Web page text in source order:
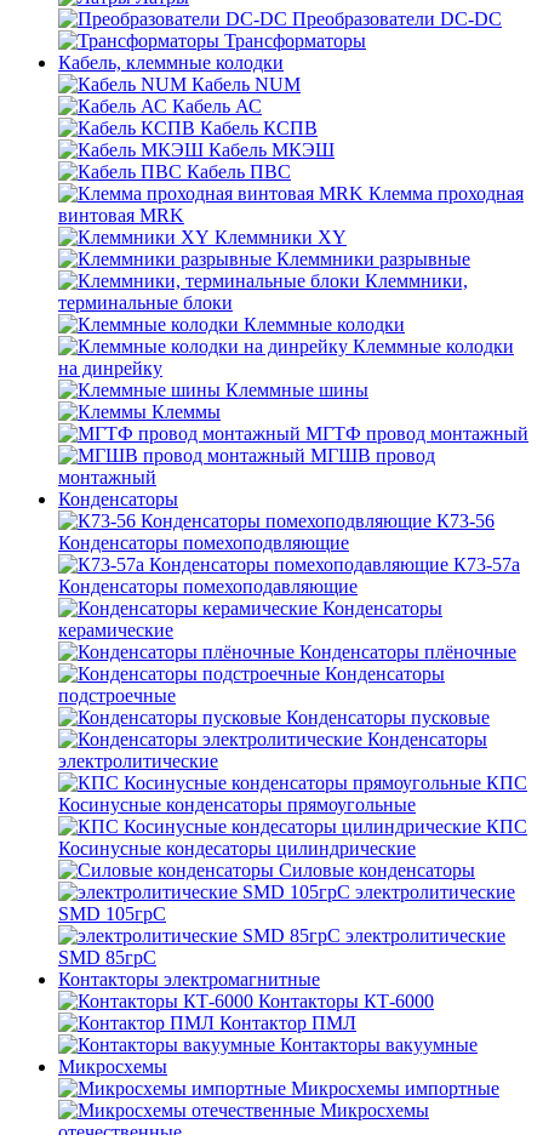
Преобразователи DC-DC
Трансформаторы
Кабель, клеммные колодки
Кабель NUM
Кабель АС
Кабель КСПВ
Кабель МКЭШ
Кабель ПВС
Клемма проходная
винтовая MRK
Клеммники XY
Клеммники разрывные
Клеммники,
терминальные блоки
Клеммные колодки
Клеммные колодки
на динрейку
Клеммные шины
Клеммы
МГТФ провод монтажный
МГШВ провод
монтажный
Конденсаторы
К73-56
Конденсаторы помехоподвляющие
К73-57а
Конденсаторы помехоподавляющие
Конденсаторы
керамические
Конденсаторы плёночные
Конденсаторы
подстроечные
Конденсаторы пусковые
Конденсаторы
электролитические
КПС
Косинусные конденсаторы прямоугольные
КПС
Косинусные кондесаторы цилиндрические
Силовые конденсаторы
электролитические
SMD 105грС
электролитические
SMD 85грС
Контакторы электромагнитные
Контакторы КТ-6000
Контактор ПМЛ
Контакторы вакуумные
Микросхемы
Микросхемы импортные
Микросхемы